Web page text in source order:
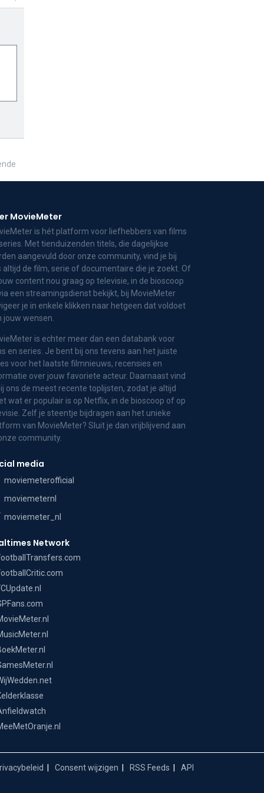
MovieMeter
is hét platform voor liefhebbers van films
Met tienduizenden titels, die dagelijkse
aangevuld door onze community, vind je bij
altijd de film, serie of documentaire die je zoekt. Of
content nou graag op televisie, in de bioscoop
een streamingsdienst bekijkt, bij MovieMeter
je in enkele klikken naar hetgeen dat voldoet
jouw wensen.
is echter meer dan een databank voor
en series. Je bent bij ons tevens aan het juiste
voor het laatste filmnieuws, recensies en
over jouw favoriete acteur. Daarnaast vind
ons de meest recente toplijsten, zodat je altijd
wat er populair is op Netflix, in de bioscoop of op
Zelf je steentje bijdragen aan het unieke
van MovieMeter? Sluit je dan vrijblijvend aan
community.
media
moviemeterofficial
moviemeternl
moviemeter_nl
Network
Consent wijzigen RSS Feeds API